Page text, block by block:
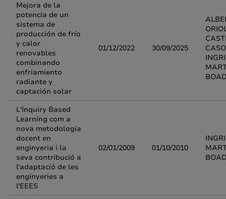
Mejora de la
potencia de un
sistema de
producción de frío
y calor
renovables
combinando
enfriamiento
radiante y
captación solar
01/12/2022 30/09/2025
L'Inquiry Based
Learning com a
nova metodologia
docent en
enginyeria i la
seva contribució a
l'adaptació de les
enginyeries a
l'EEES
02/01/2009 01/10/2010